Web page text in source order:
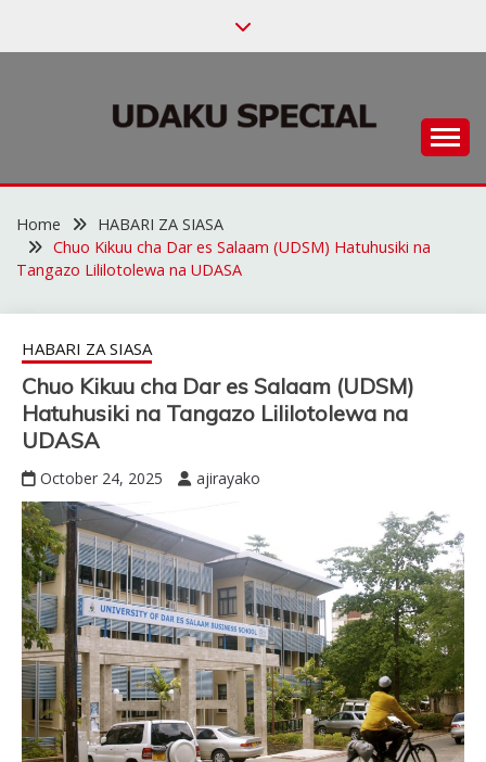
UDAKU SPECIAL
Home
HABARI ZA SIASA
Chuo Kikuu cha Dar es Salaam (UDSM) Hatuhusiki na
Tangazo Lililotolewa na UDASA
HABARI ZA SIASA
Chuo Kikuu cha Dar es Salaam (UDSM)
Hatuhusiki na Tangazo Lililotolewa na
UDASA
October 24, 2025 ajirayako